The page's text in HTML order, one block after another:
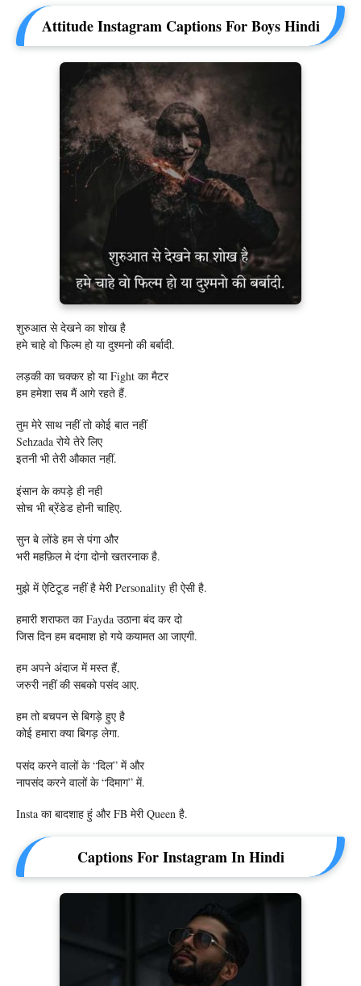
Attitude Instagram Captions For Boys Hindi
शुरुआत से देखने का शोख है
हमे चाहे वो फिल्म हो या दुश्मनो की बर्बादी.
लड़की का चक्कर हो या Fight का मैटर
हम हमेशा सब मैं आगे रहते हैं.
तुम मेरे साथ नहीं तो कोई बात नहीं
Sehzada रोये तेरे लिए
इतनी भी तेरी औकात नहीं.
इंसान के कपड़े ही नही
सोच भी ब्रेंडेड होनी चाहिए.
सुन‬ बे लोंडे हम से ‪‎पंगा और
भरी महफ़िल मे दंगा दोनो ‪खतरनाक‬ है.
मुझे में ऐटिटूड नहीं है मेरी Personality ही ऐसी है.
हमारी शराफत का Fayda उठाना बंद कर दो
जिस दिन हम बदमाश हो गये कयामत आ जाएगी.
हम अपने अंदाज में मस्त हैं,
जरुरी नहीं की सबको पसंद आए.
हम तो बचपन से बिगड़े हुए है
कोई हमारा क्या बिगड़ लेगा.
पसंद करने वालों के “दिल” में और
नापसंद करने वालों के “दिमाग” में.
Insta का बादशाह हुं और FB मेरी Queen है.
Captions For Instagram In Hindi